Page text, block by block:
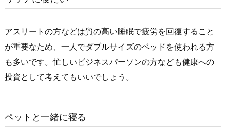
アスリートの方などは質の高い睡眠で疲労を回復すること
が重要なため、一人でダブルサイズのベッドを使われる方
も多いです。忙しいビジネスパーソンの方なども健康への
投資として考えてもいいでしょう。
ペットと一緒に寝る